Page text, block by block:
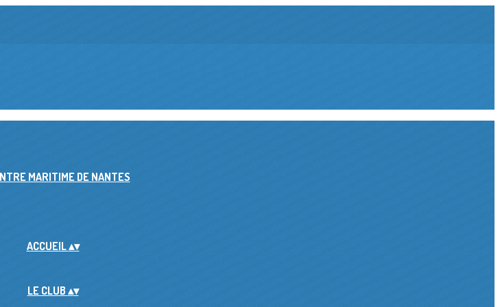
ACCUEIL▴▾
LE CLUB ▴▾